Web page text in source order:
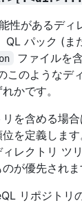
性があるディ
QL パック (ま
ファイルを
このようなデ
かです。
を含める場
を定義しま
レクトリ ツ
が優先されま
リポジトリ